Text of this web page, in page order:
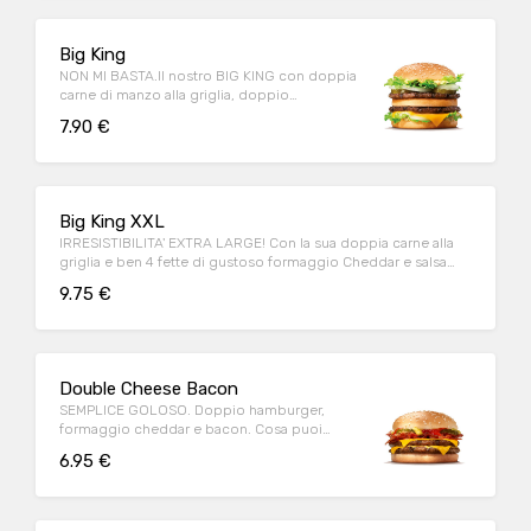
Big King
NON MI BASTA.Il nostro BIG KING con doppia
carne di manzo alla griglia, doppio
7.90 €
Big King XXL
IRRESISTIBILITA' EXTRA LARGE! Con la sua doppia carne alla
griglia e ben 4 fette di gustoso formaggio Cheddar e salsa
9.75 €
Double Cheese Bacon
SEMPLICE GOLOSO. Doppio hamburger,
formaggio cheddar e bacon. Cosa puoi
6.95 €